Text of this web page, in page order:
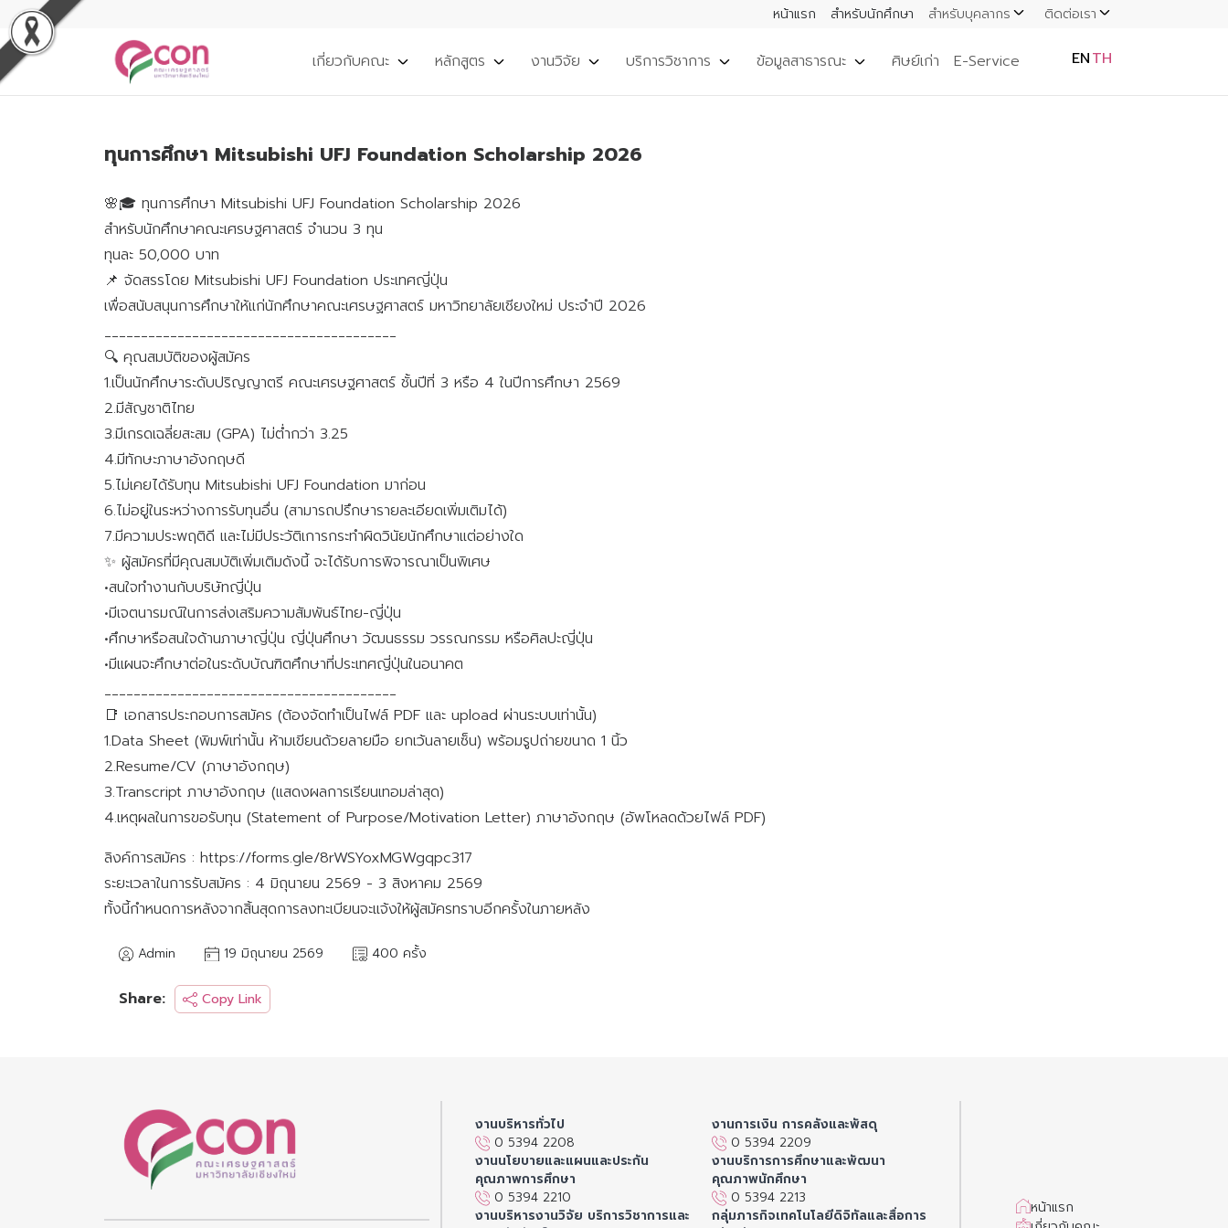
หน้าแรก สำหรับนักศึกษา สำหรับบุคลากร ติดต่อเรา
เกี่ยวกับคณะ หลักสูตร งานวิจัย บริการวิชาการ ข้อมูลสาธารณะ ศิษย์เก่า E-Service ENTH
ทุนการศึกษา Mitsubishi UFJ Foundation Scholarship 2026
🌸🎓 ทุนการศึกษา Mitsubishi UFJ Foundation Scholarship 2026
สำหรับนักศึกษาคณะเศรษฐศาสตร์ จำนวน 3 ทุน
ทุนละ 50,000 บาท
📌 จัดสรรโดย Mitsubishi UFJ Foundation ประเทศญี่ปุ่น
เพื่อสนับสนุนการศึกษาให้แก่นักศึกษาคณะเศรษฐศาสตร์ มหาวิทยาลัยเชียงใหม่ ประจำปี 2026
________________________________________
🔍 คุณสมบัติของผู้สมัคร
1.เป็นนักศึกษาระดับปริญญาตรี คณะเศรษฐศาสตร์ ชั้นปีที่ 3 หรือ 4 ในปีการศึกษา 2569
2.มีสัญชาติไทย
3.มีเกรดเฉลี่ยสะสม (GPA) ไม่ต่ำกว่า 3.25
4.มีทักษะภาษาอังกฤษดี
5.ไม่เคยได้รับทุน Mitsubishi UFJ Foundation มาก่อน
6.ไม่อยู่ในระหว่างการรับทุนอื่น (สามารถปรึกษารายละเอียดเพิ่มเติมได้)
7.มีความประพฤติดี และไม่มีประวัติเการกระทำผิดวินัยนักศึกษาแต่อย่างใด
✨ ผู้สมัครที่มีคุณสมบัติเพิ่มเติมดังนี้ จะได้รับการพิจารณาเป็นพิเศษ
•สนใจทำงานกับบริษัทญี่ปุ่น
•มีเจตนารมณ์ในการส่งเสริมความสัมพันธ์ไทย-ญี่ปุ่น
•ศึกษาหรือสนใจด้านภาษาญี่ปุ่น ญี่ปุ่นศึกษา วัฒนธรรม วรรณกรรม หรือศิลปะญี่ปุ่น
•มีแผนจะศึกษาต่อในระดับบัณฑิตศึกษาที่ประเทศญี่ปุ่นในอนาคต
________________________________________
📑 เอกสารประกอบการสมัคร (ต้องจัดทำเป็นไฟล์ PDF และ upload ผ่านระบบเท่านั้น)
1.Data Sheet (พิมพ์เท่านั้น ห้ามเขียนด้วยลายมือ ยกเว้นลายเซ็น) พร้อมรูปถ่ายขนาด 1 นิ้ว
2.Resume/CV (ภาษาอังกฤษ)
3.Transcript ภาษาอังกฤษ (แสดงผลการเรียนเทอมล่าสุด)
4.เหตุผลในการขอรับทุน (Statement of Purpose/Motivation Letter) ภาษาอังกฤษ (อัพโหลดด้วยไฟล์ PDF)
ลิงค์การสมัคร : https://forms.gle/8rWSYoxMGWgqpc317
ระยะเวลาในการรับสมัคร : 4 มิถุนายน 2569 - 3 สิงหาคม 2569
ทั้งนี้กำหนดการหลังจากสิ้นสุดการลงทะเบียนจะแจ้งให้ผู้สมัครทราบอีกครั้งในภายหลัง
Admin 19 มิถุนายน 2569 400 ครั้ง
Share: Copy Link
งานบริหารทั่วไป
0 5394 2208
งานการเงิน การคลังและพัสดุ
0 5394 2209
งานนโยบายและแผนและประกัน
คุณภาพการศึกษา
0 5394 2210
งานบริการการศึกษาและพัฒนา
คุณภาพนักศึกษา
0 5394 2213
งานบริหารงานวิจัย บริการวิชาการและ
กลุ่มภารกิจเทคโนโลยีดิจิทัลและสื่อการ
หน้าแรก